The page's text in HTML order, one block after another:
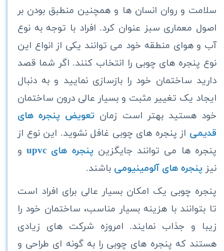
سلامت و روان انسان ها و همچنین منطبق بودن بر
اصول معماری سبز عنوان کرد. افراد با توجه به نوع
آب و هوای منطقه خود می توانند یکی از انواع این
نوع پنجره های چوبی را انتخاب کنند. اگر شما قصد
دارید ساختمان خود را بازسازی نمایید و به دنبال
ایجاد یک تغییر مثبت و بسیار عالی درون ساختمان
خود هستید بهتر است زمان تعویض پنجره های
قدیمی از پنجره های چوبی غافل نشوید. این نوع از
پنجره ها می توانند جایگزین پنجره های upvc
و
نیز پنجره های آلومینیومی باشند.
پنجره چوبی یک امکان بسیار عالی برای افراد است
تا بتوانند با هزینه بسیار مناسب، ساختمان خود را
زیبا و جذاب نمایند. امروزه شرکت های زیادی
هستند که پنجره های چوبی را به گونه‌ ای طراحی و